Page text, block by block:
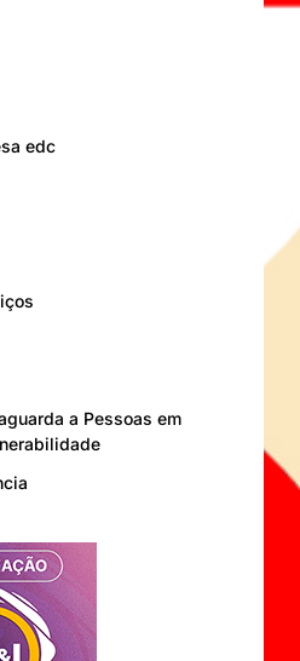
edc
a Pessoas em